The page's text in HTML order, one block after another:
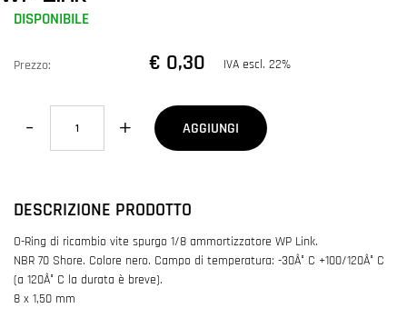
DISPONIBILE
Prezzo: € 0,30 IVA escl. 22%
Quantità
AGGIUNGI
DESCRIZIONE PRODOTTO
O-Ring di ricambio vite spurgo 1/8 ammortizzatore WP Link.
NBR 70 Shore. Colore nero. Campo di temperatura: -30Â° C +100/120Â° C
(a 120Â° C la durata è breve).
8 x 1,50 mm